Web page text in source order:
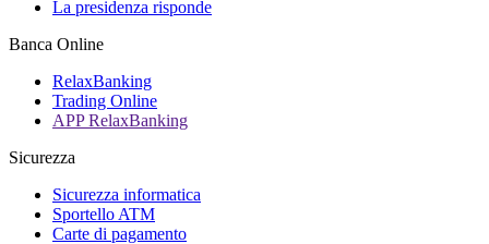
La presidenza risponde
Banca Online
RelaxBanking
Trading Online
APP RelaxBanking
Sicurezza
Sicurezza informatica
Sportello ATM
Carte di pagamento